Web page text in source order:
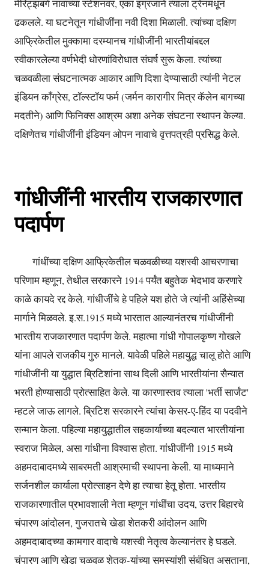
मेरिट्झबर्ग नावाच्या स्टेशनवर, एका इंग्रजाने त्याला ट्रेनमधून
ढकलले. या घटनेतून गांधीजींना नवी दिशा मिळाली. त्यांच्या दक्षिण
आफ्रिकेतील मुक्कामा दरम्यानच गांधीजींनी भारतीयांबद्दल
स्वीकारलेल्या वर्णभेदी धोरणांविरोधात संघर्ष सुरू केला. त्यांच्या
चळवळीला संघटनात्मक आकार आणि दिशा देण्यासाठी त्यांनी नेटल
इंडियन काँग्रेस, टॉल्स्टॉय फर्म (जर्मन कारागीर मित्र कॅलेन बागच्या
मदतीने) आणि फिनिक्स आश्रम अशा अनेक संघटना स्थापन केल्या.
दक्षिणेतच गांधीजींनी इंडियन ओपन नावाचे वृत्तपत्रही प्रसिद्ध केले.
गांधीजींनी भारतीय राजकारणात
पदार्पण
गांधींच्या दक्षिण आफ्रिकेतील चळवळीच्या यशस्वी आचरणाचा
परिणाम म्हणून, तेथील सरकारने 1914 पर्यंत बहुतेक भेदभाव करणारे
काळे कायदे रद्द केले. गांधीजींचे हे पहिले यश होते जे त्यांनी अहिंसेच्या
मार्गाने मिळवले. इ.स.1915 मध्ये भारतात आल्यानंतरच गांधीजींनी
भारतीय राजकारणात पदार्पण केले. महात्मा गांधी गोपालकृष्ण गोखले
यांना आपले राजकीय गुरु मानले. यावेळी पहिले महायुद्ध चालू होते आणि
गांधीजींनी या युद्धात ब्रिटिशांना साथ दिली आणि भारतीयांना सैन्यात
भरती होण्यासाठी प्रोत्साहित केले. या कारणास्तव त्याला 'भर्ती सार्जंट'
म्हटले जाऊ लागले. ब्रिटिश सरकारने त्यांचा केसर-ए-हिंद या पदवीने
सन्मान केला. पहिल्या महायुद्धातील सहकार्याच्या बदल्यात भारतीयांना
स्वराज मिळेल, असा गांधीना विश्वास होता. गांधीजींनी 1915 मध्ये
अहमदाबादमध्ये साबरमती आश्रमाची स्थापना केली. या माध्यमाने
सर्जनशील कार्याला प्रोत्साहन देणे हा त्याचा हेतू होता. भारतीय
राजकारणातील प्रभावशाली नेता म्हणून गांधींचा उदय, उत्तर बिहारचे
चंपारण आंदोलन, गुजरातचे खेडा शेतकरी आंदोलन आणि
अहमदाबादच्या कामगार वादाचे यशस्वी नेतृत्व केल्यानंतर हे घडले.
चंपारण आणि खेडा चळवळ शेतक-यांच्या समस्यांशी संबंधित असताना,